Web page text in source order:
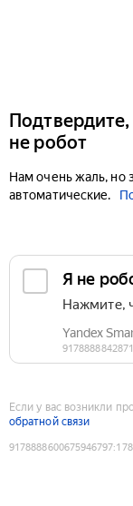
не робот
Нам очень жаль, но
автоматические.
Если у вас возникли
обратной связи
9178888600675946797: